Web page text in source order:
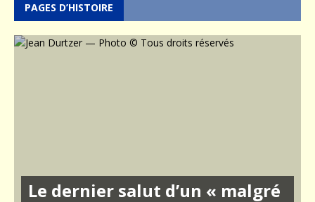
PAGES D’HISTOIRE
Le dernier salut d’un « malgré